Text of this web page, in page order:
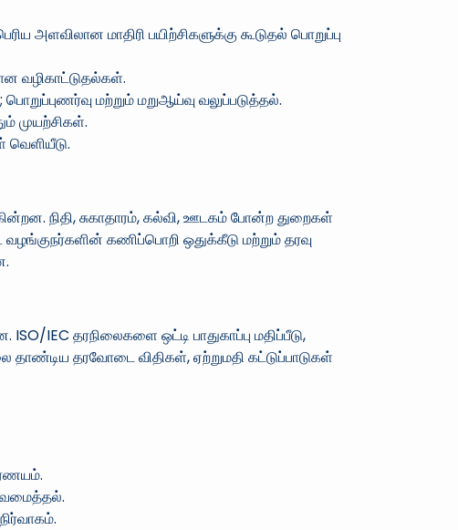
அளவிலான மாதிரி பயிற்சிகளுக்கு கூடுதல் பொறுப்பு
வழிகாட்டுதல்கள்.
மற்றும் மறுஆய்வு வலுப்படுத்தல்.
முயற்சிகள்.
வெளியீடு.
நிதி, சுகாதாரம், கல்வி, ஊடகம் போன்ற துறைகள்
கணிப்பொறி ஒதுக்கீடு மற்றும் தரவு
IEC தரநிலைகளை ஒட்டி பாதுகாப்பு மதிப்பீடு,
தரவோடை விதிகள், ஏற்றுமதி கட்டுப்பாடுகள்